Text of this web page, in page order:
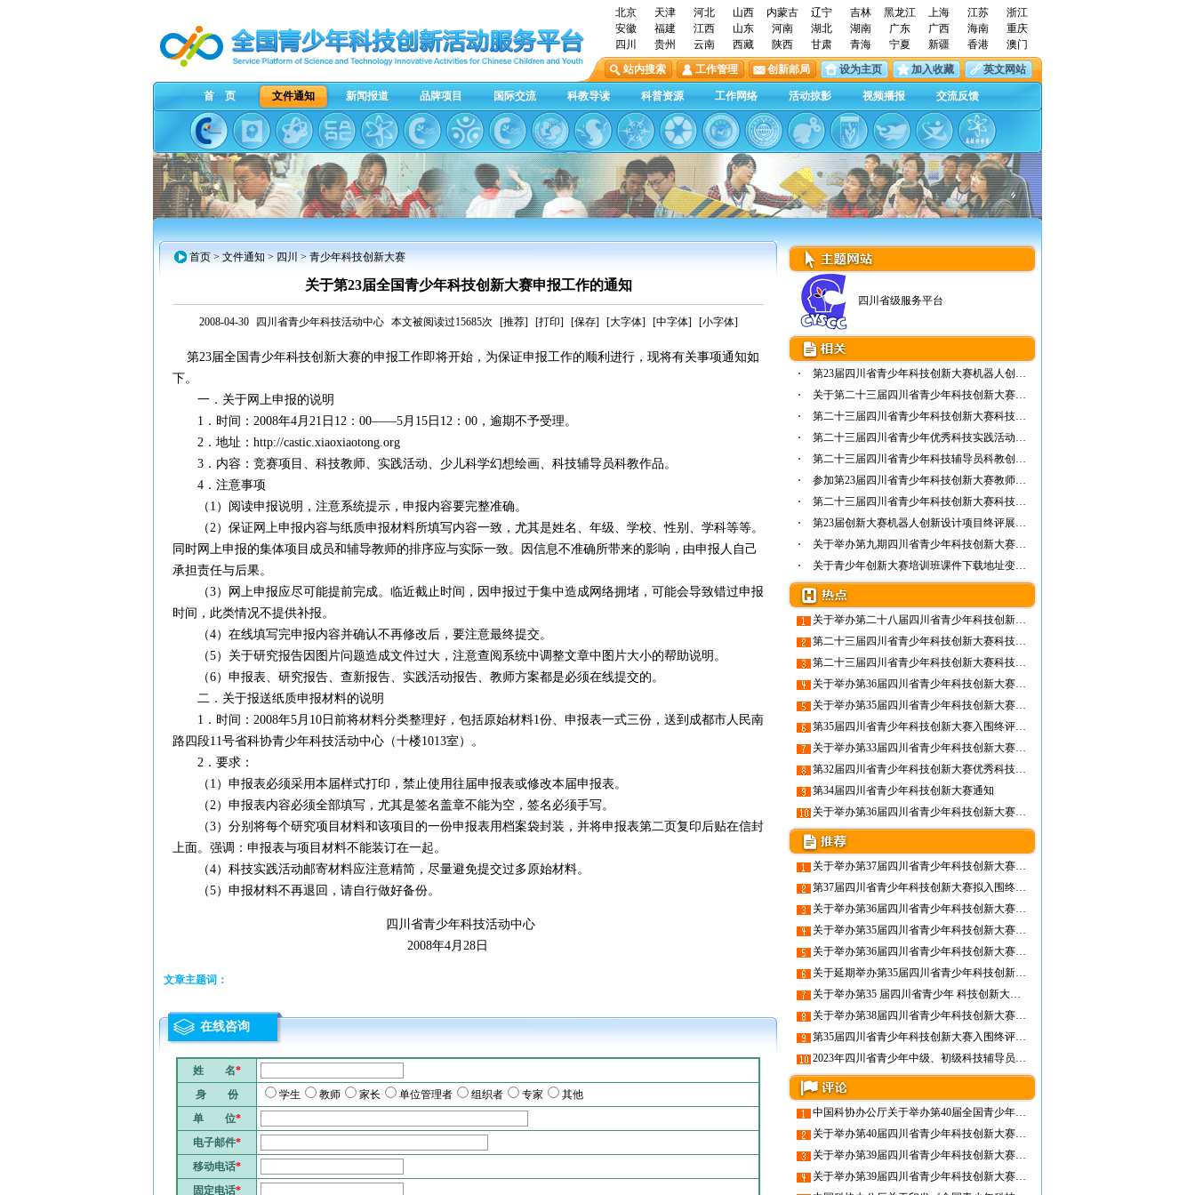
北京 天津 河北 山西 内蒙古 辽宁 吉林 黑龙江 上海 江苏
浙江
安徽
福建 江西 山东 河南 湖北 湖南 广东 广西 海南
重庆
四川
贵州 云南 西藏 陕西 甘肃 青海 宁夏 新疆 香港
澳门
站内搜索
工作管理 创新邮局 设为主页 加入收藏 英文网站
首 页 文件通知 新闻报道 品牌项目 国际交流 科教导读 科普资源 工作网络 活动掠影 视频播报 交流反馈
首页 > 文件通知 > 四川 > 青少年科技创新大赛
关于第23届全国青少年科技创新大赛申报工作的通知
2008-04-30 四川省青少年科技活动中心 本文被阅读过15685次 [推荐] [打印] [保存] [大字体] [中字体] [小字体]
第23届全国青少年科技创新大赛的申报工作即将开始，为保证申报工作的顺利进行，现将有关事项通知如
下。
一．关于网上申报的说明
1．时间：2008年4月21日12：00——5月15日12：00，逾期不予受理。
2．地址： http://castic.xiaoxiaotong.org
3．内容：竞赛项目、科技教师、实践活动、少儿科学幻想绘画、科技辅导员科教作品。
4．注意事项
（1）阅读申报说明，注意系统提示，申报内容要完整准确。
（2）保证网上申报内容与纸质申报材料所填写内容一致，尤其是姓名、年级、学校、性别、学科等等。
同时网上申报的集体项目成员和辅导教师的排序应与实际一致。因信息不准确所带来的影响，由申报人自己
承担责任与后果。
（3）网上申报应尽可能提前完成。临近截止时间，因申报过于集中造成网络拥堵，可能会导致错过申报
时间，此类情况不提供补报。
（4）在线填写完申报内容并确认不再修改后，要注意最终提交。
（5）关于研究报告因图片问题造成文件过大，注意查阅系统中调整文章中图片大小的帮助说明。
（6）申报表、研究报告、查新报告、实践活动报告、教师方案都是必须在线提交的。
二．关于报送纸质申报材料的说明
1．时间：2008年5月10日前将材料分类整理好，包括原始材料1份、申报表一式三份，送到成都市人民南
路四段11号省科协青少年科技活动中心（十楼1013室）。
2．要求：
（1）申报表必须采用本届样式打印，禁止使用往届申报表或修改本届申报表。
（2）申报表内容必须全部填写，尤其是签名盖章不能为空，签名必须手写。
（3）分别将每个研究项目材料和该项目的一份申报表用档案袋封装，并将申报表第二页复印后贴在信封
上面。强调：申报表与项目材料不能装订在一起。
（4）科技实践活动邮寄材料应注意精简，尽量避免提交过多原始材料。
（5）申报材料不再退回，请自行做好备份。
四川省青少年科技活动中心
2008年4月28日
文章主题词：
在线咨询
姓 名*
身 份
学生 教师 家长 单位管理者 组织者 专家
其他
单 位*
电子邮件*
移动电话*
固定电话*
四川省级服务平台
第23届四川省青少年科技创新大赛机器人创新设…
关于第二十三届四川省青少年科技创新大赛总评…
第二十三届四川省青少年科技创新大赛科技竞赛…
第二十三届四川省青少年优秀科技实践活动入围…
第二十三届四川省青少年科技辅导员科教创新作…
参加第23届四川省青少年科技创新大赛教师论坛…
第二十三届四川省青少年科技创新大赛科技竞赛…
第23届创新大赛机器人创新设计项目终评展示名单
关于举办第九期四川省青少年科技创新大赛科技…
关于青少年创新大赛培训班课件下载地址变更的…
关于举办第二十八届四川省青少年科技创新大赛的通知
第二十三届四川省青少年科技创新大赛科技竞赛项目入围项目名单(369项）
第二十三届四川省青少年科技创新大赛科技竞赛项目答辩项目名单(77项）
关于举办第36届四川省青少年科技创新大赛的通知
关于举办第35届四川省青少年科技创新大赛终评展示活动有关事项的通知
第35届四川省青少年科技创新大赛入围终评名单公布
关于举办第33届四川省青少年科技创新大赛终评展示活动有关事项的通知
第32届四川省青少年科技创新大赛优秀科技创新竞赛项目的公示
第34届四川省青少年科技创新大赛通知
关于举办第36届四川省青少年科技创新大赛终评展示活动有关事项的通知
关于举办第37届四川省青少年科技创新大赛的通知
第37届四川省青少年科技创新大赛拟入围终评名单的公示
关于举办第36届四川省青少年科技创新大赛的通知
关于举办第35届四川省青少年科技创新大赛终评展示活动有关事项的通知
关于举办第36届四川省青少年科技创新大赛终评展示活动有关事项的通知
关于延期举办第35届四川省青少年科技创新大赛终评展示活动的通知
关于举办第35 届四川省青少年 科技创新大赛的通知
关于举办第38届四川省青少年科技创新大赛终评展示暨颁奖活动的通知
第35届四川省青少年科技创新大赛入围终评名单公布
2023年四川省青少年中级、初级科技辅导员专业水平认证名单的公示
中国科协办公厅关于举办第40届全国青少年科技创新大赛的通知
关于举办第40届四川省青少年科技创新大赛的通知
关于举办第39届四川省青少年科技创新大赛现场展示暨颁奖活动的通知
关于举办第39届四川省青少年科技创新大赛的通知